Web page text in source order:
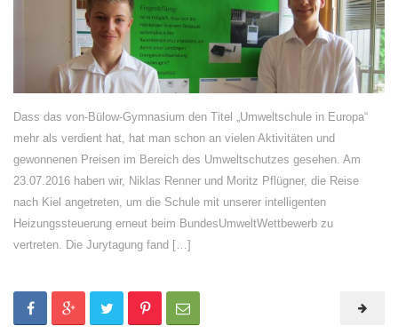
Dass das von-Bülow-Gymnasium den Titel „Umweltschule in Europa“
mehr als verdient hat, hat man schon an vielen Aktivitäten und
gewonnenen Preisen im Bereich des Umweltschutzes gesehen. Am
23.07.2016 haben wir, Niklas Renner und Moritz Pflügner, die Reise
nach Kiel angetreten, um die Schule mit unserer intelligenten
Heizungssteuerung erneut beim BundesUmweltWettbewerb zu
vertreten. Die Jurytagung fand […]